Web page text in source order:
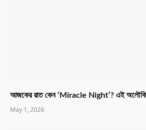
আজকের রাত কেন ‘Miracle Night’? এই
May 1, 2026